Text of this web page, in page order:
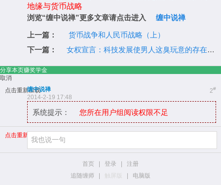
地缘与货币战略
浏览“缠中说禅”更多文章请点击进入
缠中说禅
上一篇：
货币战争和人民币战略（上）
下一篇：
女权宣言：科技发展使男人这臭玩意的存在变得可有可无
分享本页赚奖学金
取消
点击重新加载
2#
缠中说禅
2014-2-19 17:48
系统提示： 您所在用户组阅读权限不足
点击重新加载
首页 登录
注册
追随缠师
触屏版 电脑版